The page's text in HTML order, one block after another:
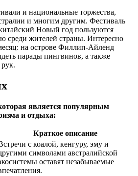
и национальные торжества,
и многим другим. Фестиваль
Новый год пользуются
среди жителей страны. Интересно
на острове Филлип-Айленд
парады пингвинов, а также
является популярным
и отдыха:
Краткое описание
с коалой, кенгуру, эму и
символами австралийской
оставят незабываемые